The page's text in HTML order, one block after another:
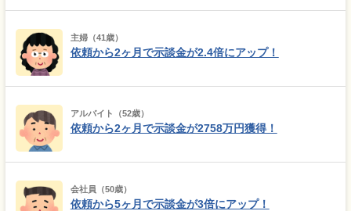
主婦（41歳）
依頼から2ヶ月で示談金が2.4倍にアップ！
アルバイト（52歳）
依頼から2ヶ月で示談金が2758万円獲得！
会社員（50歳）
依頼から5ヶ月で示談金が3倍にアップ！